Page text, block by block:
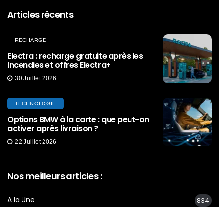
Articles récents
RECHARGE
Electra : recharge gratuite après les
incendies et offres Electra+
30 Juillet 2026
TECHNOLOGIE
Options BMW à la carte : que peut-on
activer après livraison ?
22 Juillet 2026
Nos meilleurs articles :
A la Une 834